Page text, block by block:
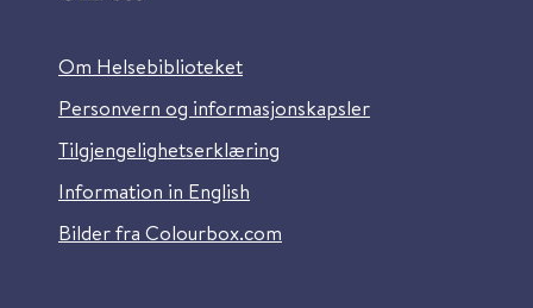
Om Helsebiblioteket
Personvern og informasjonskapsler
Tilgjengelighetserklæring
Information in English
Bilder fra Colourbox.com